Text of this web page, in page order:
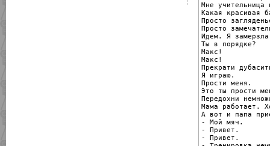
Мне учительница
Какая красивая
Просто
Просто
Идем. Я
Ты в порядке?
Макс!
Макс!
Прекрати
Я играю.
Прости меня.
Это ты прости
Передохни
Мама работает.
А вот и папа
- Мой мяч.
- Привет.
- Привет.